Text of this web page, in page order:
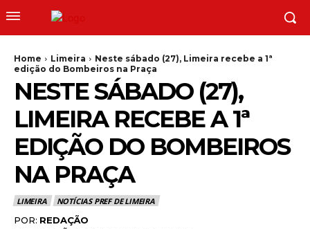
Home Limeira
Neste sábado (27), Limeira recebe a 1ª
edição do Bombeiros na Praça
NESTE SÁBADO (27),
LIMEIRA RECEBE A 1ª
EDIÇÃO DO BOMBEIROS
NA PRAÇA
LIMEIRA NOTÍCIAS PREF DE LIMEIRA
POR: REDAÇÃO